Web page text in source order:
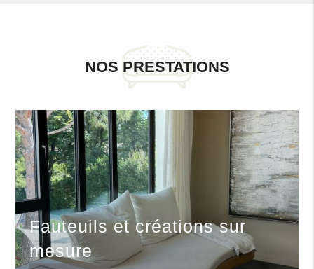
NOS PRESTATIONS
Fauteuils et créations sur
mesure